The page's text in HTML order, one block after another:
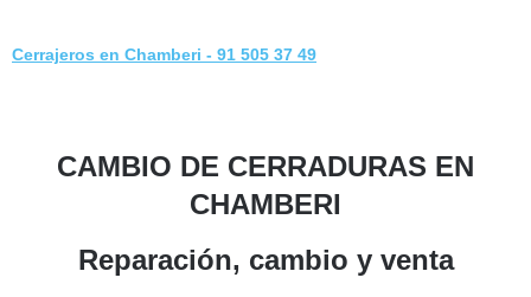
Cerrajeros en Chamberi - 91 505 37 49
CAMBIO DE CERRADURAS EN
CHAMBERI
Reparación, cambio y venta